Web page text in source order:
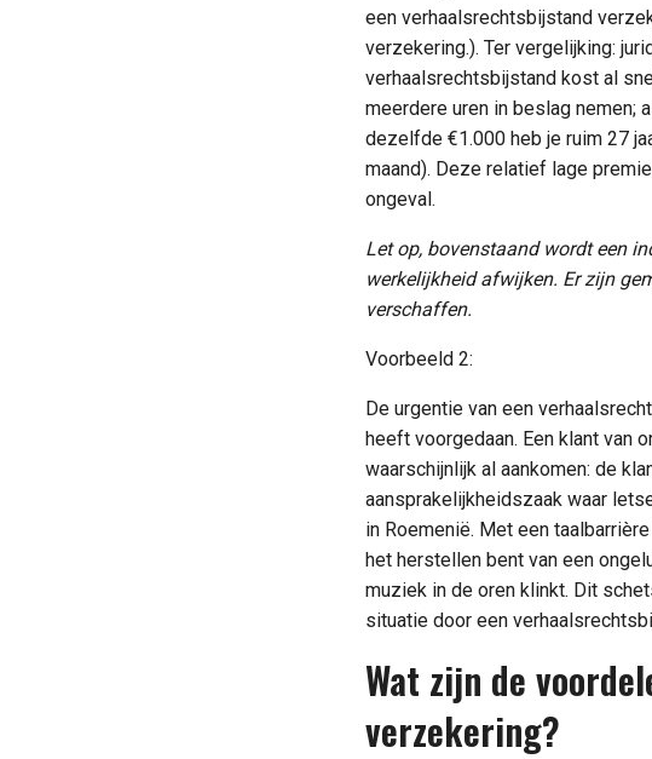
een verhaalsrechtsbijstand
verzekering.). Ter vergelijking:
verhaalsrechtsbijstand kost al
meerdere uren in beslag nemen;
dezelfde €1.000 heb je ruim 27
maand). Deze relatief lage
ongeval.
Let op, bovenstaand wordt een
werkelijkheid afwijken. Er zijn
verschaffen.
Voorbeeld 2:
De urgentie van een
heeft voorgedaan. Een klant van
waarschijnlijk al aankomen: de
aansprakelijkheidszaak waar
in Roemenië. Met een
het herstellen bent van een
muziek in de oren klinkt. Dit
situatie door een
Wat zijn de
verzekering?